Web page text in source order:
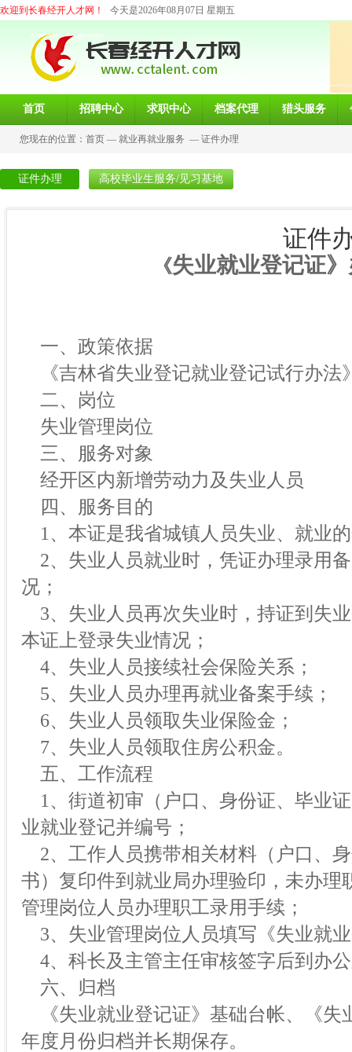
欢迎到长春经开人才网！ 今天是2026年08月07日 星期五
首页 招聘中心 求职中心 档案代理 猎头服务
您现在的位置： 首页 — 就业再就业服务 — 证件办理
证件办理 高校毕业生服务/见习基地
证件
《失业就业登记证
一、政策依据
《吉林省失业登记就业登记试行办法
二、岗位
失业管理岗位
三、服务对象
经开区内新增劳动力及失业人员
四、服务目的
1、本证是我省城镇人员失业、就业
2、失业人员就业时，凭证办理录用
况；
3、失业人员再次失业时，持证到失
本证上登录失业情况；
4、失业人员接续社会保险关系；
5、失业人员办理再就业备案手续；
6、失业人员领取失业保险金；
7、失业人员领取住房公积金。
五、工作流程
1、街道初审（户口、身份证、毕业
业就业登记并编号；
2、工作人员携带相关材料（户口、
书）复印件到就业局办理验印，未办
管理岗位人员办理职工录用手续；
3、失业管理岗位人员填写《失业就
4、科长及主管主任审核签字后到办
六、归档
《失业就业登记证》基础台帐、《失
年度月份归档并长期保存。